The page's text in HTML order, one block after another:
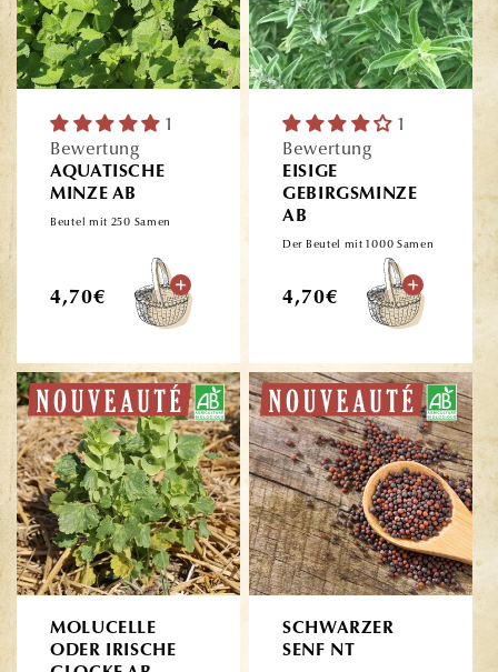
1
Bewertung
AQUATISCHE
MINZE AB
Beutel mit 250 Samen
Normaler
4,70€
1
Bewertung
EISIGE
GEBIRGSMINZE
AB
Der Beutel mit 1000 Samen
Normaler
4,70€
MOLUCELLE
ODER IRISCHE
SCHWARZER
SENF NT